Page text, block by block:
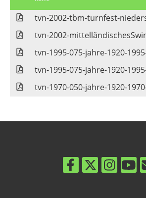
tvn-2002-tbm-turnfest-
tvn-2002-
tvn-1995-075-jahre-1920-
tvn-1995-075-jahre-1920-
tvn-1970-050-jahre-1920-